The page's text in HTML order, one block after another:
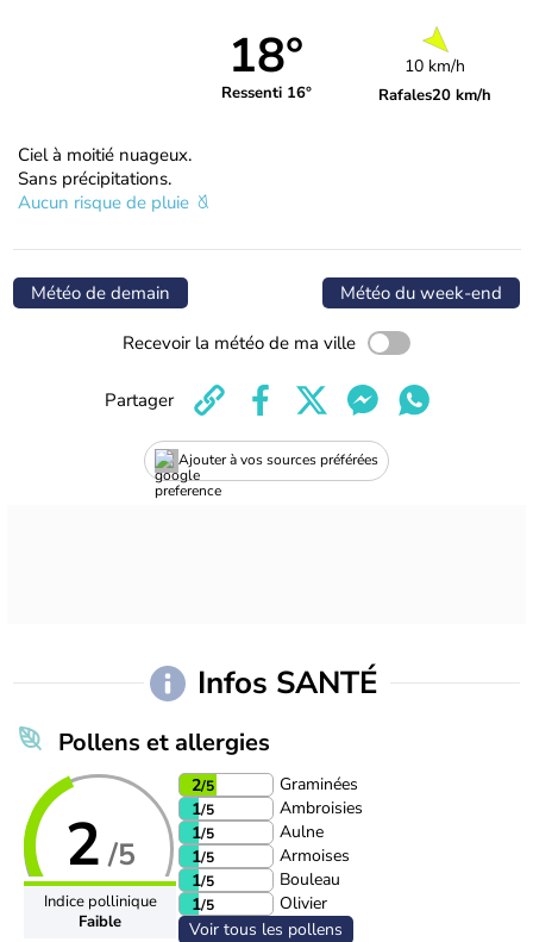
18°
Ressenti 16°
10 km/h
Rafales20 km/h
Ciel à moitié nuageux.
Sans précipitations.
Aucun risque de pluie
Météo de demain Météo du week-end
Recevoir la météo de ma ville
Ajouter à vos sources préférées
Partager
Infos SANTÉ
Pollens et allergies
2 /5
Indice pollinique
Faible
2/5
Graminées
1/5
Ambroisies
1/5
Aulne
1/5
Armoises
1/5
Bouleau
1/5
Olivier
Voir tous les pollens